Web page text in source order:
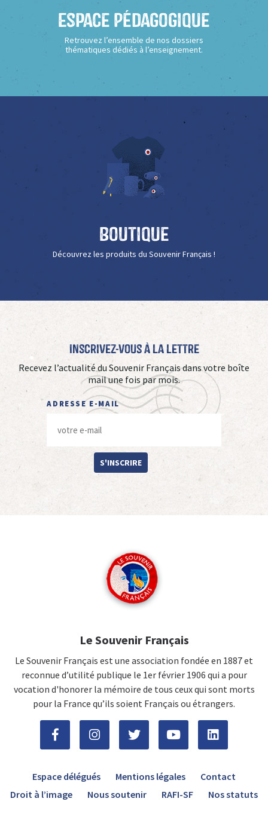
Espace Pédagogique
Retrouvez l’ensemble de nos dossiers
thématiques dédiés à l’enseignement.
Boutique
Découvrez les produits du Souvenir Français !
Inscrivez-vous à La Lettre
Recevez l’actualité du Souvenir Français dans votre boîte
mail une fois par mois.
ADRESSE E-MAIL
S'INSCRIRE
Le Souvenir Français
Le Souvenir Français est une association fondée en 1887 et
reconnue d’utilité publique le 1er février 1906 qui a pour
vocation d'honorer la mémoire de tous ceux qui sont morts
pour la France qu’ils soient Français ou étrangers.
Espace délégués Mentions légales
Contact
Droit à l’image
Nous soutenir RAFI-SF Nos statuts